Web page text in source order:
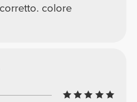
colore